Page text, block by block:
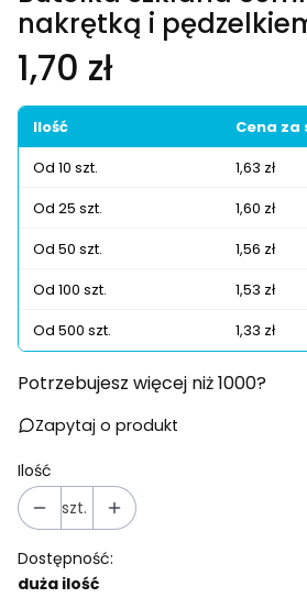
nakrętką i
Cena
1,70 zł
Ilość
Cena
Od 10 szt.
1,63 zł
Od 25 szt.
1,60 zł
Od 50 szt.
1,56 zł
Od 100 szt.
1,53 zł
Od 500 szt.
1,33 zł
Potrzebujesz więcej niż 1000?
Zapytaj o produkt
Ilość
szt.
Dostępność:
duża ilość